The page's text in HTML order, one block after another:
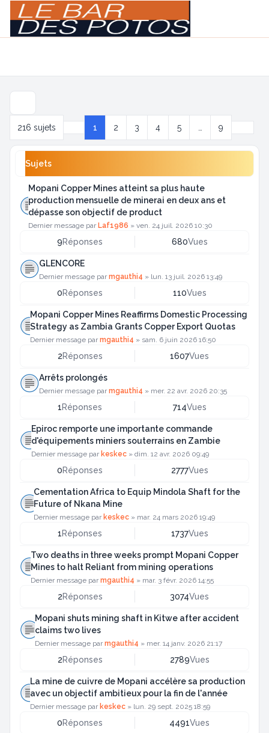
216 sujets
Page 1sur 9
1 2 3 4 5 9
Sujets
Mopani Copper Mines atteint sa plus haute
production mensuelle de minerai en deux ans et
dépasse son objectif de product
Dernier message par Laf1986 » ven. 24 juil. 2026 10:30
9Réponses 680Vues
GLENCORE
Dernier message parmgauthi4 » lun. 13 juil. 2026 13:49
0Réponses 110Vues
Mopani Copper Mines Reaffirms Domestic Processing
Strategy as Zambia Grants Copper Export Quotas
Dernier message parmgauthi4 » sam. 6 juin 2026 16:50
2Réponses 1607Vues
Arrêts prolongés
Dernier message parmgauthi4 » mer. 22 avr. 2026 20:35
1Réponses 714Vues
Epiroc remporte une importante commande
d'équipements miniers souterrains en Zambie
Dernier message par keskec» dim. 12 avr. 2026 09:49
0Réponses 2777Vues
Cementation Africa to Equip Mindola Shaft for the
Future of Nkana Mine
Dernier message par keskec » mar. 24 mars 2026 19:49
1Réponses 1737Vues
Two deaths in three weeks prompt Mopani Copper
Mines to halt Reliant from mining operations
Dernier message parmgauthi4 » mar. 3 févr. 2026 14:55
2Réponses 3074Vues
Mopani shuts mining shaft in Kitwe after accident
claims two lives
Dernier message parmgauthi4 » mer. 14 janv. 2026 21:17
2Réponses 2789Vues
La mine de cuivre de Mopani accélère sa production
avec un objectif ambitieux pour la fin de l'année
Dernier message par keskec» lun. 29 sept. 2025 18:59
0Réponses 4491Vues